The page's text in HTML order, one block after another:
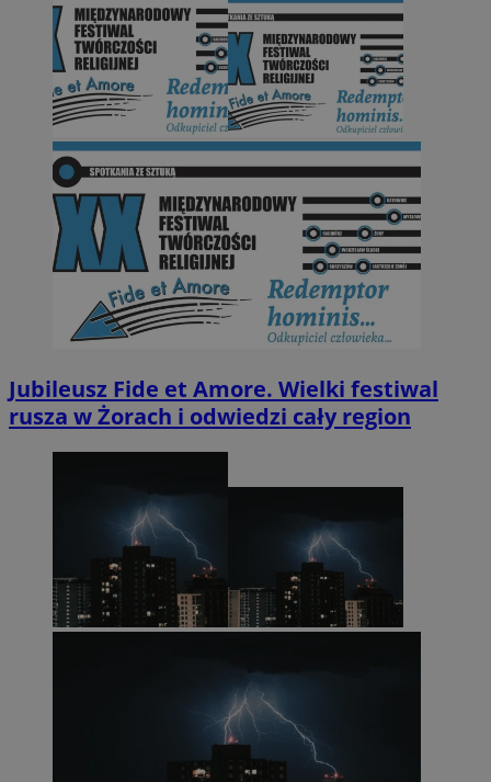
Jubileusz Fide et Amore. Wielki festiwal
rusza w Żorach i odwiedzi cały region